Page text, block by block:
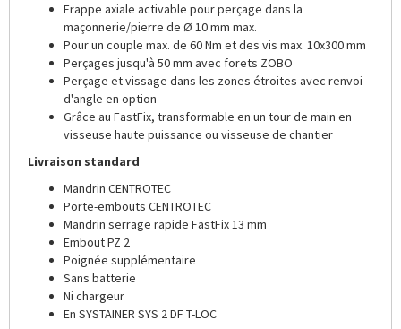
Frappe axiale activable pour perçage dans la
maçonnerie/pierre de Ø 10 mm max.
Pour un couple max. de 60 Nm et des vis max. 10x300 mm
Perçages jusqu'à 50 mm avec forets ZOBO
Perçage et vissage dans les zones étroites avec renvoi
d'angle en option
Grâce au FastFix, transformable en un tour de main en
visseuse haute puissance ou visseuse de chantier
Livraison standard
Mandrin CENTROTEC
Porte-embouts CENTROTEC
Mandrin serrage rapide FastFix 13 mm
Embout PZ 2
Poignée supplémentaire
Sans batterie
Ni chargeur
En SYSTAINER SYS 2 DF T-LOC